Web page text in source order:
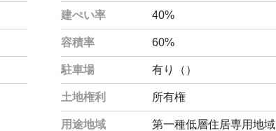
建ぺい率 40%
容積率 60%
駐車場 有り（）
土地権利 所有権
用途地域 第一種低層住居専用地域